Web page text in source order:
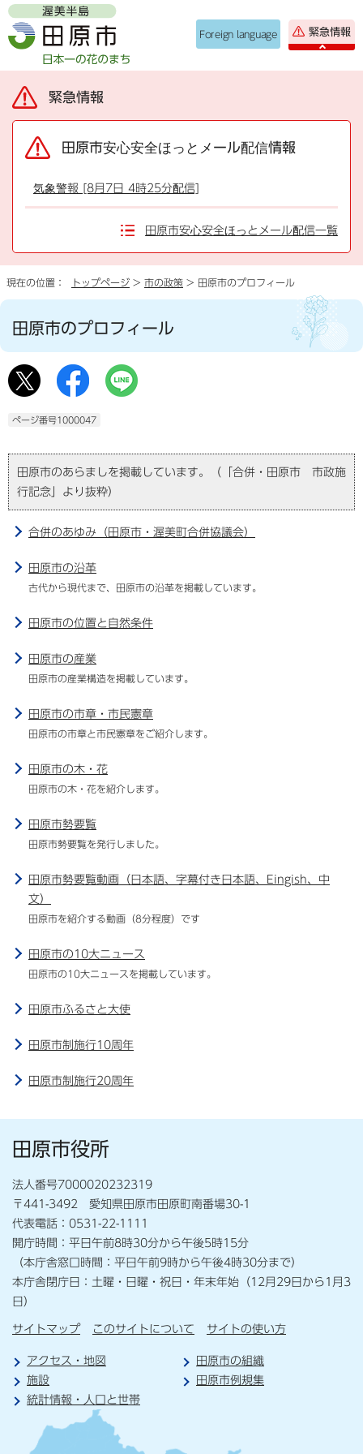
Foreign language 緊急情報
緊急情報
田原市安心安全ほっとメール配信情報
気象警報 [8月7日 4時25分配信]
田原市安心安全ほっとメール配信一覧
現在の位置： トップページ > 市の政策 > 田原市のプロフィール
田原市のプロフィール
ページ番号1000047
田原市のあらましを掲載しています。（「合併・田原市 市政施
行記念」より抜粋）
合併のあゆみ（田原市・渥美町合併協議会）
田原市の沿革
古代から現代まで、田原市の沿革を掲載しています。
田原市の位置と自然条件
田原市の産業
田原市の産業構造を掲載しています。
田原市の市章・市民憲章
田原市の市章と市民憲章をご紹介します。
田原市の木・花
田原市の木・花を紹介します。
田原市勢要覧
田原市勢要覧を発行しました。
田原市勢要覧動画（日本語、字幕付き日本語、Eingish、中
文）
田原市を紹介する動画（8分程度）です
田原市の10大ニュース
田原市の10大ニュースを掲載しています。
田原市ふるさと大使
田原市制施行10周年
田原市制施行20周年
田原市役所
法人番号7000020232319
〒441-3492 愛知県田原市田原町南番場30-1
代表電話：0531-22-1111
開庁時間：平日午前8時30分から午後5時15分
（本庁舎窓口時間：平日午前9時から午後4時30分まで）
本庁舎閉庁日：土曜・日曜・祝日・年末年始（12月29日から1月3
日）
サイトマップ このサイトについて サイトの使い方
アクセス・地図
田原市の組織
施設
田原市例規集
統計情報・人口と世帯